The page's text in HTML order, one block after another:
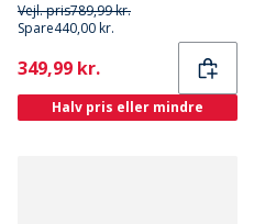
Vejl. pris789,99 kr.
Spare440,00 kr.
Current
349,99 kr.
Halv pris eller mindre